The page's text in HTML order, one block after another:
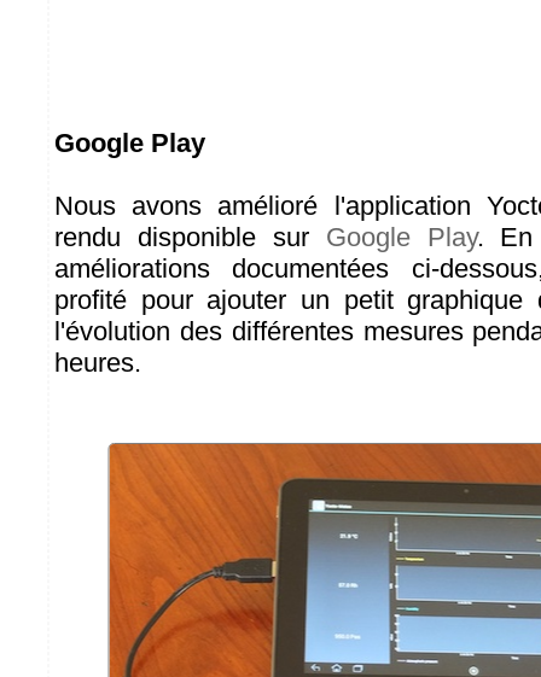
Google Play
Nous avons amélioré l'application
rendu disponible sur Google Play. En
améliorations documentées ci-
profité pour ajouter un petit
l'évolution des différentes mesures
heures.